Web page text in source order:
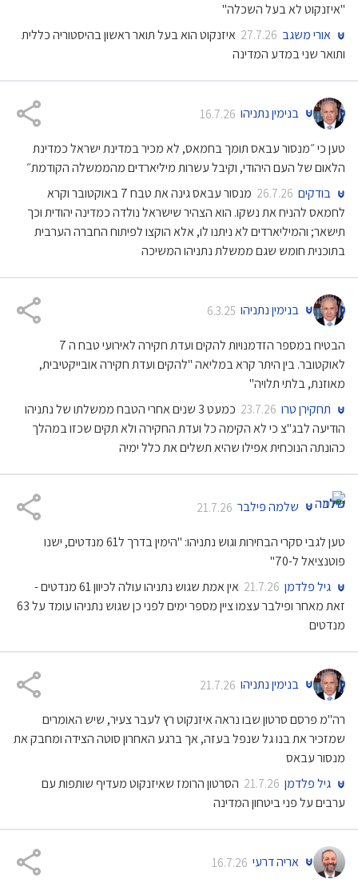
"איזנקוט לא בעל השכלה"
אורי משגב 27.7.26 איזנקוט הוא בעל תואר ראשון בהיסטוריה כללית
ותואר שני במדע המדינה
בנימין נתניהו 16.7.26
טען כי ״מנסור עבאס תומך בחמאס, לא מכיר במדינת ישראל כמדינת
הלאום של העם היהודי, וקיבל עשרות מיליארדים מהממשלה הקודמת״
בודקים 26.7.26
מנסור עבאס גינה את טבח 7 באוקטובר וקרא
לחמאס להניח את נשקו. הוא הצהיר שישראל נולדה כמדינה יהודית וכך
תישאר; והמיליארדים לא ניתנו לו, אלא הוקצו לפיתוח החברה הערבית
בתוכנית חומש שגם ממשלת נתניהו המשיכה
בנימין נתניהו 6.3.25
הבטיח במספר הזדמנויות להקים ועדת חקירה לאירועי טבח ה 7
לאוקטובר. בין היתר קרא במליאה "להקים ועדת חקירה אובייקטיבית,
מאוזנת, בלתי תלויה"
תחקירן טרו 23.7.26
כמעט 3 שנים אחרי הטבח ממשלתו של נתניהו
הודיעה לבג"צ כי לא הקימה כל ועדת החקירה ולא תקים שכזו במהלך
כהונתה הנוכחית אפילו שהיא תשלים את כלל ימיה
שלמה פילבר 21.7.26
טען לגבי סקרי הבחירות וגוש נתניהו: "הימין בדרך ל61 מנדטים, ישנו
פוטנציאל ל-70"
גיל פלדמן 21.7.26
אין אמת שגוש נתניהו עולה לכיוון 61 מנדטים -
זאת מאחר ופילבר עצמו ציין מספר ימים לפני כן שגוש נתניהו עומד על 63
מנדטים
בנימין נתניהו 21.7.26
רה"מ פרסם סרטון שבו נראה איזנקוט רץ לעבר צעיר, שיש האומרים
שמזכיר את בנו גל שנפל בעזה, אך ברגע האחרון סוטה הצידה ומחבק את
מנסור עבאס
גיל פלדמן 21.7.26 הסרטון הרומז שאיזנקוט מעדיף שותפות עם
ערבים על פני ביטחון המדינה
אריה דרעי 16.7.26